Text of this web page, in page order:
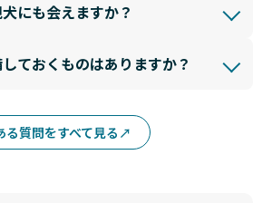
にも会えますか？
ておくものはありますか？
る質問をすべて見る